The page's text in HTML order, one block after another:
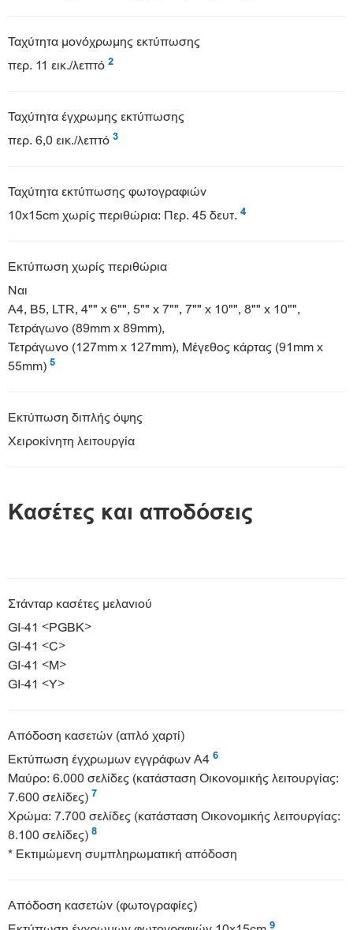
Ταχύτητα μονόχρωμης εκτύπωσης
περ. 11 εικ./λεπτό 2
Ταχύτητα έγχρωμης εκτύπωσης
περ. 6,0 εικ./λεπτό 3
Ταχύτητα εκτύπωσης φωτογραφιών
10x15cm χωρίς περιθώρια: Περ. 45 δευτ. 4
Εκτύπωση χωρίς περιθώρια
Ναι
A4, B5, LTR, 4"" x 6"", 5"" x 7"", 7"" x 10"", 8"" x 10"",
Τετράγωνο (89mm x 89mm),
Τετράγωνο (127mm x 127mm), Μέγεθος κάρτας (91mm x
55mm) 5
Εκτύπωση διπλής όψης
Χειροκίνητη λειτουργία
Κασέτες και αποδόσεις
Στάνταρ κασέτες μελανιού
GI-41 <PGBK>
GI-41 <C>
GI-41 <M>
GI-41 <Y>
Απόδοση κασετών (απλό χαρτί)
Εκτύπωση έγχρωμων εγγράφων A4 6
Μαύρο: 6.000 σελίδες (κατάσταση Οικονομικής λειτουργίας:
7.600 σελίδες) 7
Χρώμα: 7.700 σελίδες (κατάσταση Οικονομικής λειτουργίας:
8.100 σελίδες) 8
* Εκτιμώμενη συμπληρωματική απόδοση
Απόδοση κασετών (φωτογραφίες)
9